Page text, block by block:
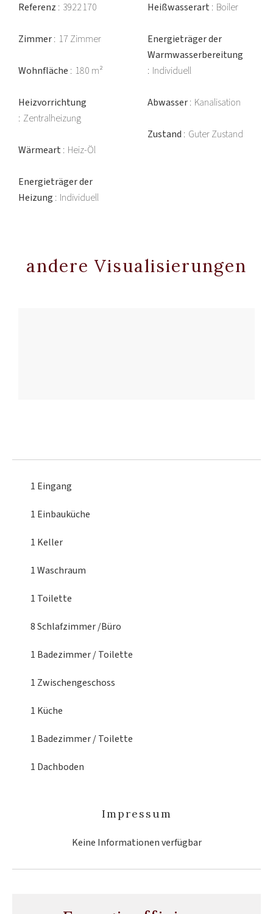
Referenz 3922170
Zimmer 17 Zimmer
Wohnfläche 180 m²
Heizvorrichtung
Zentralheizung
Wärmeart Heiz-Öl
Energieträger der
Heizung Individuell
Heißwasserart Boiler
Energieträger der
Warmwasserbereitung
Individuell
Abwasser Kanalisation
Zustand Guter Zustand
andere Visualisierungen
1 Eingang
1 Einbauküche
1 Keller
1 Waschraum
1 Toilette
8 Schlafzimmer/Büro
1 Badezimmer / Toilette
1 Zwischengeschoss
1 Küche
1 Badezimmer / Toilette
1 Dachboden
Impressum
Keine Informationen verfügbar